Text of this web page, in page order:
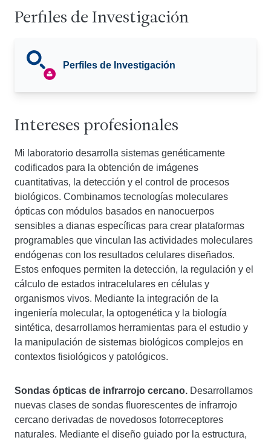
Perfiles de Investigación
Perfiles de Investigación
Intereses profesionales
Mi laboratorio desarrolla sistemas genéticamente
codificados para la obtención de imágenes
cuantitativas, la detección y el control de procesos
biológicos. Combinamos tecnologías moleculares
ópticas con módulos basados ​​en nanocuerpos
sensibles a dianas específicas para crear plataformas
programables que vinculan las actividades moleculares
endógenas con los resultados celulares diseñados.
Estos enfoques permiten la detección, la regulación y el
cálculo de estados intracelulares en células y
organismos vivos. Mediante la integración de la
ingeniería molecular, la optogenética y la biología
sintética, desarrollamos herramientas para el estudio y
la manipulación de sistemas biológicos complejos en
contextos fisiológicos y patológicos.
Sondas ópticas de infrarrojo cercano. Desarrollamos
nuevas clases de sondas fluorescentes de infrarrojo
cercano derivadas de novedosos fotorreceptores
naturales. Mediante el diseño guiado por la estructura,